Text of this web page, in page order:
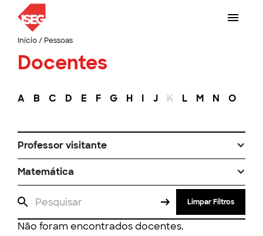
Início/ Pessoas
Docentes
A B C D E F G H I J K L M N O
Professor visitante
Matemática
Limpar Filtros
Não foram encontrados docentes.